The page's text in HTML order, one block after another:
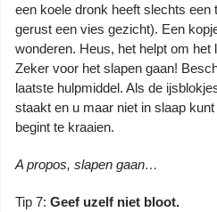
een koele dronk heeft slechts een
gerust een vies gezicht). Een
wonderen. Heus, het helpt om het
Zeker voor het slapen gaan!
laatste hulpmiddel. Als de
staakt en u maar niet in slaap
begint te kraaien.
A propos, slapen gaan…
Tip 7: Geef uzelf niet bloot.